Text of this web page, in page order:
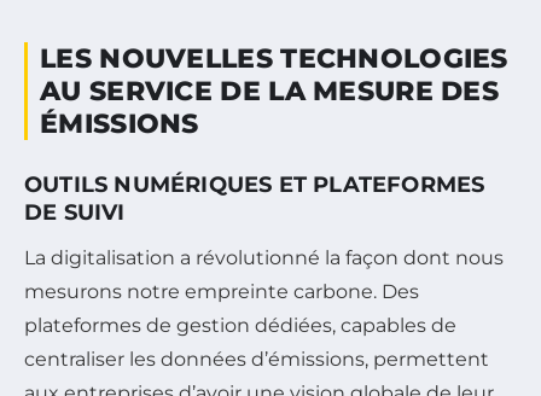
LES NOUVELLES TECHNOLOGIES
AU SERVICE DE LA MESURE DES
ÉMISSIONS
OUTILS NUMÉRIQUES ET PLATEFORMES
DE SUIVI
La digitalisation a révolutionné la façon dont nous
mesurons notre empreinte carbone. Des
plateformes de gestion dédiées, capables de
centraliser les données d’émissions, permettent